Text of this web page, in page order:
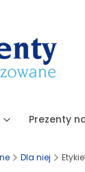
Prezenty
Dla niej